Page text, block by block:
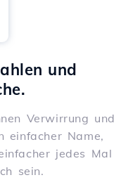
und
Verwirrung und
einfacher Name,
jedes Mal
sein.